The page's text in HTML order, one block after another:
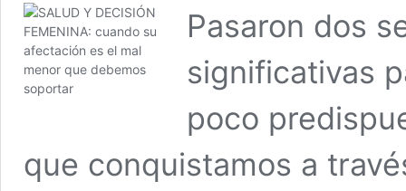
Pasaron dos
significativas
poco
que conquistamos a